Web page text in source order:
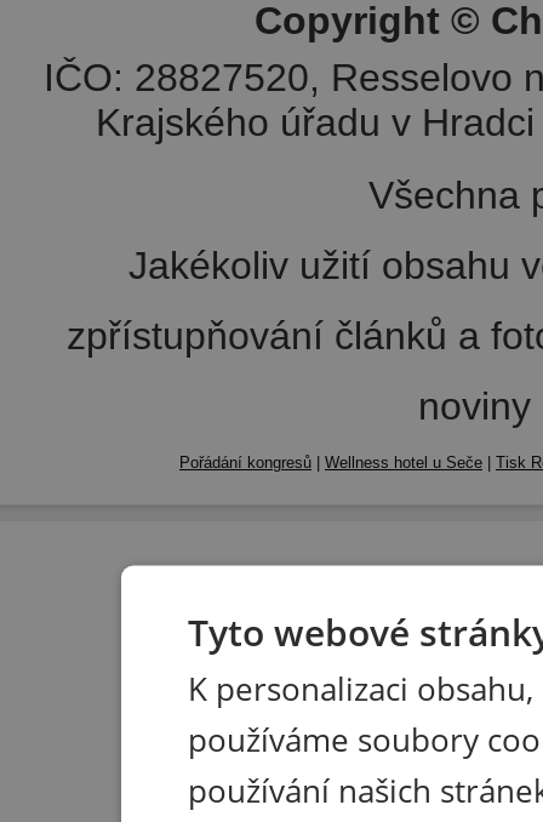
Copyright ©
IČO: 28827520, Resselovo
Krajského úřadu v
Všechna
Jakékoliv užití obsahu
zpřístupňování článků a
Pořádání kongresů Wellness hotel u Seče Tisk
Tyto webové
K personalizaci
používáme soubory
používání našich